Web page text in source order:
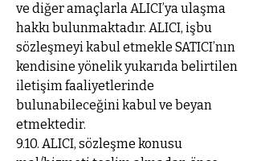
ve diğer amaçlarla ALICI’ya ulaşma
hakkı bulunmaktadır. ALICI, işbu
sözleşmeyi kabul etmekle SATICI’nın
kendisine yönelik yukarıda belirtilen
iletişim faaliyetlerinde
bulunabileceğini kabul ve beyan
etmektedir.
9.10. ALICI, sözleşme konusu